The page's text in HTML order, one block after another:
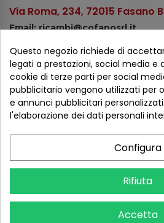
Via Roma, 234, 72015 Fasano
Email: ricambi@cofanosrl.it
Tel.: +39 080 44 13 478
WhatsApp: +39 334 98 51 100
Metodi di pagamento
Questo negozio richiede di
legati a prestazioni, social media e
cookie di terze parti per social
pubblicitario vengono utilizzati per
e annunci pubblicitari
l'elaborazione dei dati personali
Configura
Rifiuta
Accetta